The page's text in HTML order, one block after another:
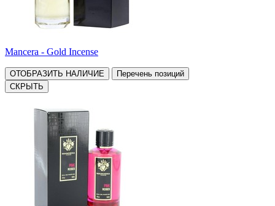
Mancera - Gold Incense
ОТОБРАЗИТЬ НАЛИЧИЕ
Перечень позиций
СКРЫТЬ